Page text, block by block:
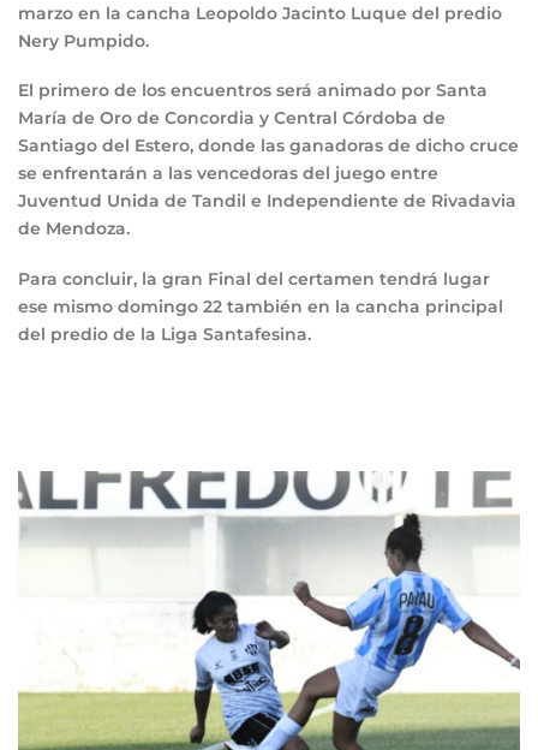
marzo en la cancha Leopoldo Jacinto Luque del predio
Nery Pumpido.
El primero de los encuentros será animado por Santa
María de Oro de Concordia y Central Córdoba de
Santiago del Estero, donde las ganadoras de dicho cruce
se enfrentarán a las vencedoras del juego entre
Juventud Unida de Tandil e Independiente de Rivadavia
de Mendoza.
Para concluir, la gran Final del certamen tendrá lugar
ese mismo domingo 22 también en la cancha principal
del predio de la Liga Santafesina.